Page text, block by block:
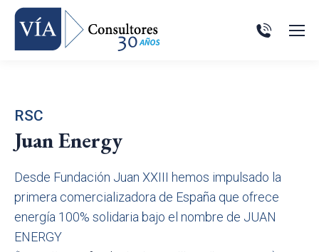
RSC
Juan Energy
Desde Fundación Juan XXIII hemos impulsado la
primera comercializadora de España que ofrece
energía 100% solidaria bajo el nombre de JUAN
ENERGY